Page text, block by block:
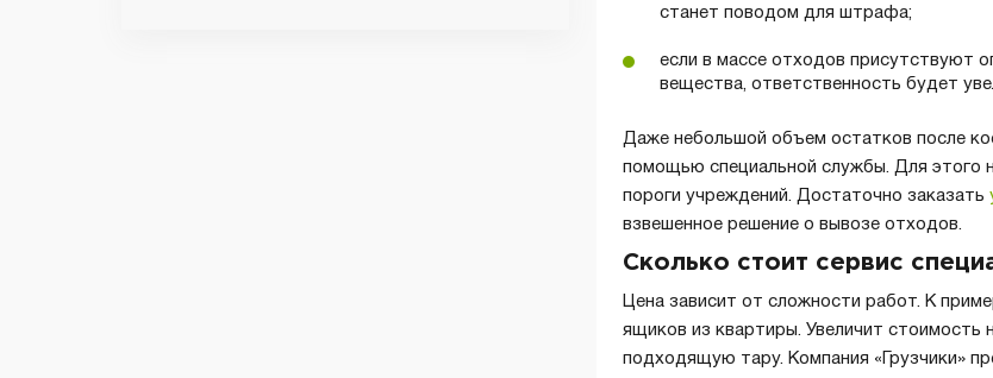
станет поводом для штрафа;
если в массе отходов присутствуют
вещества, ответственность будет
Даже небольшой объем остатков после
помощью специальной службы. Для этого
пороги учреждений. Достаточно заказать
взвешенное решение о вывозе отходов.
Сколько стоит сервис
Цена зависит от сложности работ. К
ящиков из квартиры. Увеличит стоимость
подходящую тару. Компания «Грузчики»